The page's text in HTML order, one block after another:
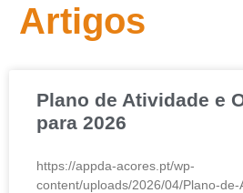
Artigos
Plano de Atividade e
para 2026
https://appda-acores.pt/wp-
content/uploads/2026/04/Plano-de-